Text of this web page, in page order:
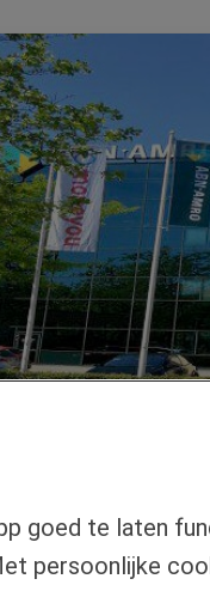
goed te laten
persoonlijke